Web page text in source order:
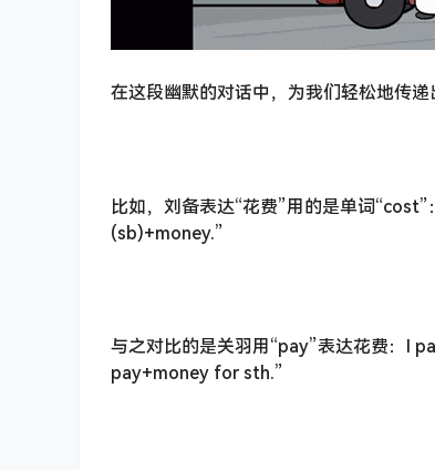
在这段幽默的对话中，为我们轻松地传
比如，刘备表达“花费”用的是单词
(sb)+money.”
与之对比的是关羽用“pay”表达花费：I
pay+money for sth.”